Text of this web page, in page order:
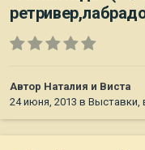
Автор Наталия и Виста
24 июня, 2013 в Выставки,